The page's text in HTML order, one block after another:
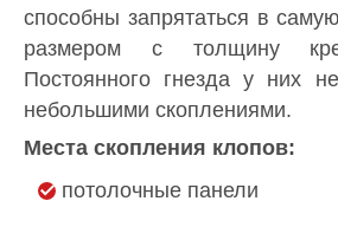
способны запрятаться в
размером с толщину
Постоянного гнезда у них
небольшими скоплениями.
Места скопления клопов:
потолочные панели